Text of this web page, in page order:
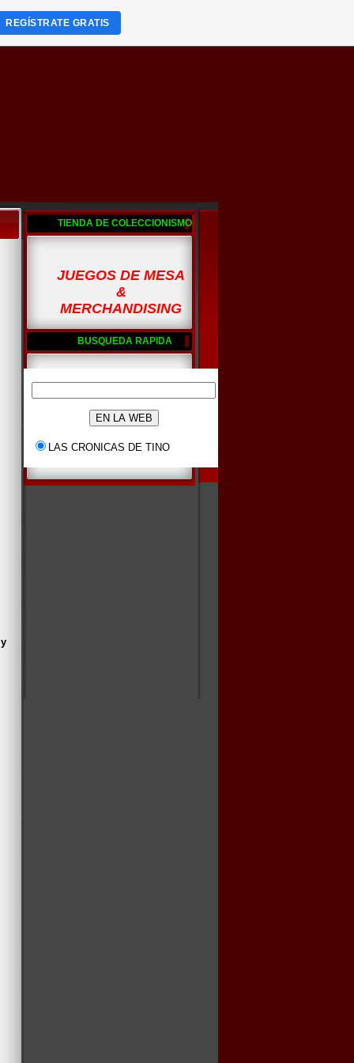
TIENDA DE COLECCIONISMO
JUEGOS DE MESA
&
MERCHANDISING
BUSQUEDA RAPIDA
LAS CRONICAS DE TINO
REGÍSTRATE GRATIS